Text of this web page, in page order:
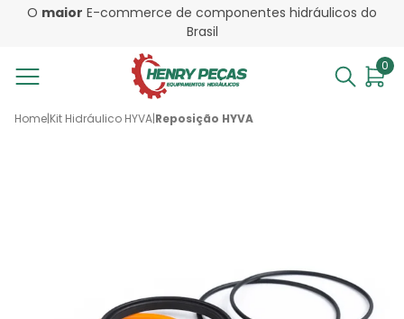
O maior E-commerce de componentes hidráulicos do
Brasil
0
Home|Kit Hidráulico HYVA|Reposição HYVA